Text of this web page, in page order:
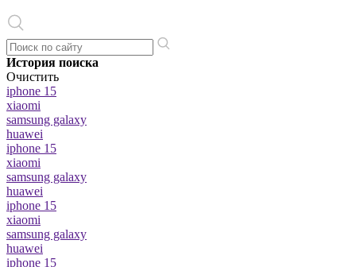
История поиска
Очистить
iphone 15
xiaomi
samsung galaxy
huawei
iphone 15
xiaomi
samsung galaxy
huawei
iphone 15
xiaomi
samsung galaxy
huawei
iphone 15